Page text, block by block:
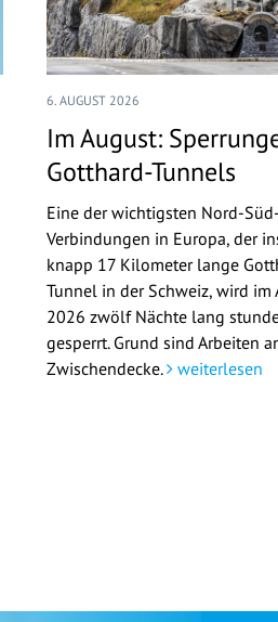
6. AUGUST 2026
Im August:
Gotthard-Tunnels
Eine der wichtigsten Nord-Süd-
Verbindungen in Europa, der
knapp 17 Kilometer lange
Tunnel in der Schweiz, wird im
2026 zwölf Nächte lang
gesperrt. Grund sind Arbeiten
Zwischendecke. weiterlesen